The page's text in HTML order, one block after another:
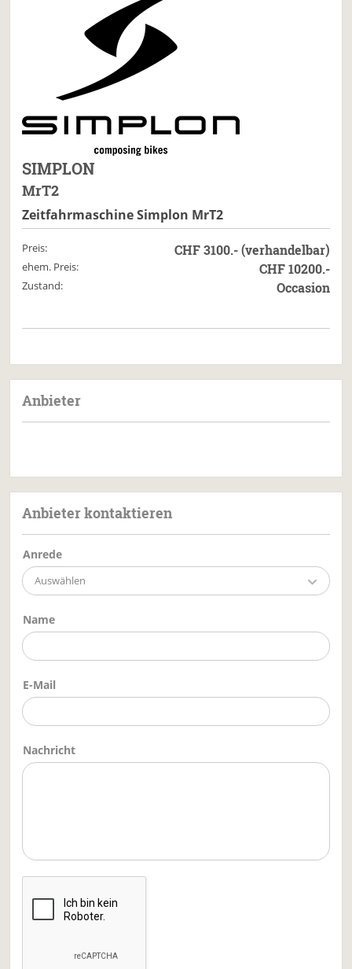
SIMPLON
MrT2
Zeitfahrmaschine Simplon MrT2
Preis: CHF 3100.- (verhandelbar)
ehem. Preis: CHF 10200.-
Zustand: Occasion
Anbieter
Anbieter kontaktieren
Anrede
Auswählen
Name
E-Mail
Nachricht